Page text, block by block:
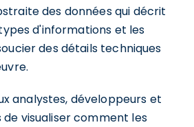
des données qui décrit
d'informations et les
des détails techniques
analystes, développeurs et
visualiser comment les